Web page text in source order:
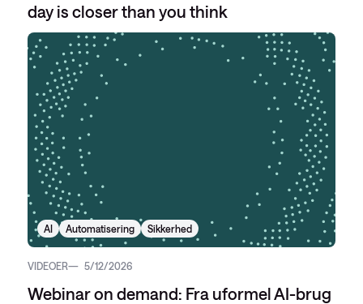
day is closer than you think
AI Automatisering Sikkerhed
VIDEOER 5/12/2026
Webinar on demand: Fra uformel AI-brug